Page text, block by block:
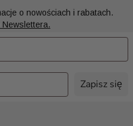
o nowościach i rabatach.
Zapisz się